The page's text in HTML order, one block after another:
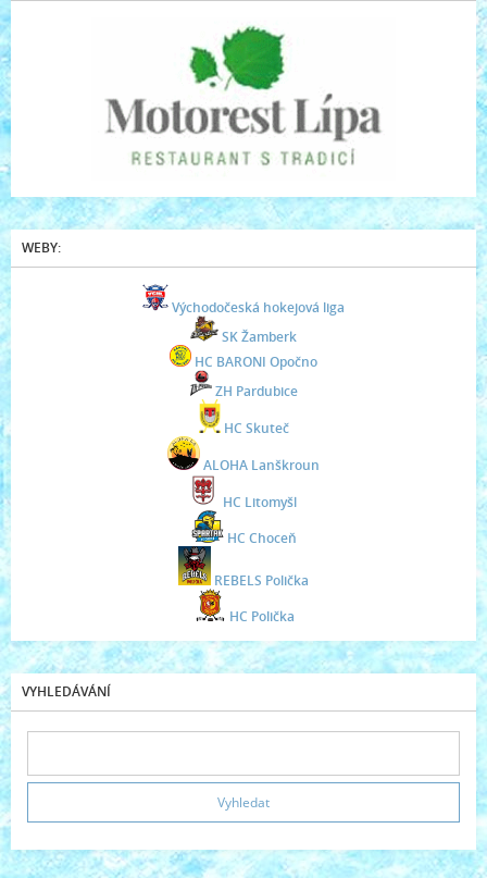
WEBY:
Východočeská hokejová liga
SK Žamberk
HC BARONI Opočno
ZH Pardubice
HC Skuteč
ALOHA Lanškroun
HC Litomyšl
HC Choceň
REBELS Polička
HC Polička
VYHLEDÁVÁNÍ